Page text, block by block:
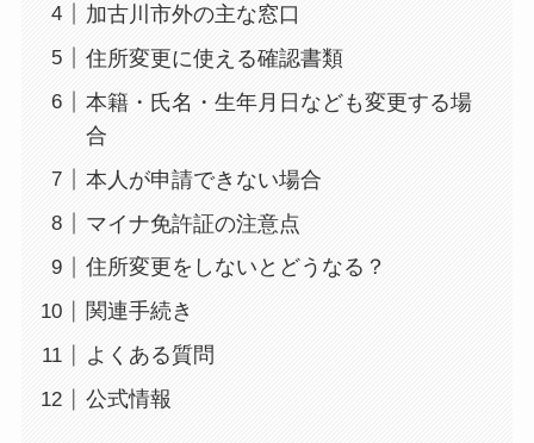
加古川市外の主な窓口
住所変更に使える確認書類
本籍・氏名・生年月日なども変更する場
合
本人が申請できない場合
マイナ免許証の注意点
住所変更をしないとどうなる？
関連手続き
よくある質問
公式情報